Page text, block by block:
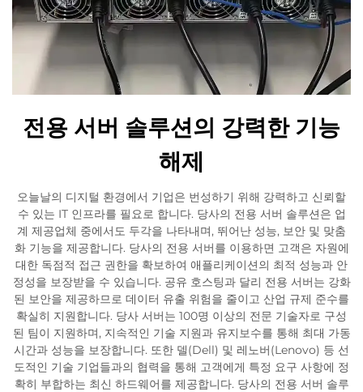
전용 서버 솔루션의 강력한 기능
해제
오늘날의 디지털 환경에서 기업은 번성하기 위해 강력하고 신뢰할
수 있는 IT 인프라를 필요로 합니다. 당사의 전용 서버 솔루션은 업
계 제공업체 중에서도 두각을 나타내며, 뛰어난 성능, 보안 및 맞춤
화 기능을 제공합니다. 당사의 전용 서버를 이용하면 고객은 자원에
대한 독점적 접근 권한을 확보하여 애플리케이션의 최적 성능과 안
정성을 보장받을 수 있습니다. 공유 호스팅과 달리 전용 서버는 강화
된 보안을 제공하므로 데이터 유출 위험을 줄이고 산업 규제 준수를
확실히 지원합니다. 당사 서버는 100명 이상의 전문 기술자로 구성
된 팀이 지원하며, 지속적인 기술 지원과 유지보수를 통해 최대 가동
시간과 성능을 보장합니다. 또한 델(Dell) 및 레노버(Lenovo) 등 선
도적인 기술 기업들과의 협력을 통해 고객에게 특정 요구 사항에 정
확히 부합하는 최신 하드웨어를 제공합니다. 당사의 전용 서버 솔루